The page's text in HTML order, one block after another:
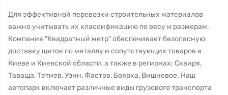
Для эффективной перевозки строительных материалов
важно учитывать их классификацию по весу и размерам.
Компания "Квадратный метр" обеспечивает безопасную
доставку щеток по металлу и сопутствующих товаров в
Киеве и Киевской области, а также в регионах: Сквиря,
Тараща, Тетиев, Узин, Фастов, Боярка, Вишневое. Наш
автопарк включает различные виды грузового транспорта